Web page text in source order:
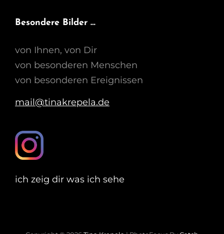
Besondere Bilder …
von Ihnen, von Dir
von besonderen Menschen
von besonderen Ereignissen
mail@tinakrepela.de
ich zeig dir was ich sehe